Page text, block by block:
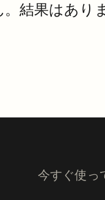
結果はあり
今すぐ使っ